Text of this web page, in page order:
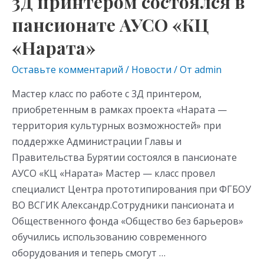
пансионате АУСО «КЦ
«Нарата»
Оставьте комментарий / Новости / От admin
Мастер класс по работе с 3Д принтером,
приобретенным в рамках проекта «Нарата —
территория культурных возможностей» при
поддержке Администрации Главы и
Правительства Бурятии состоялся в пансионате
АУСО «КЦ «Нарата» Мастер — класс провел
специалист Центра прототипирования при ФГБОУ
ВО ВСГИК Александр.Сотрудники пансионата и
Общественного фонда «Общество без барьеров»
обучились использованию современного
оборудования и теперь смогут …